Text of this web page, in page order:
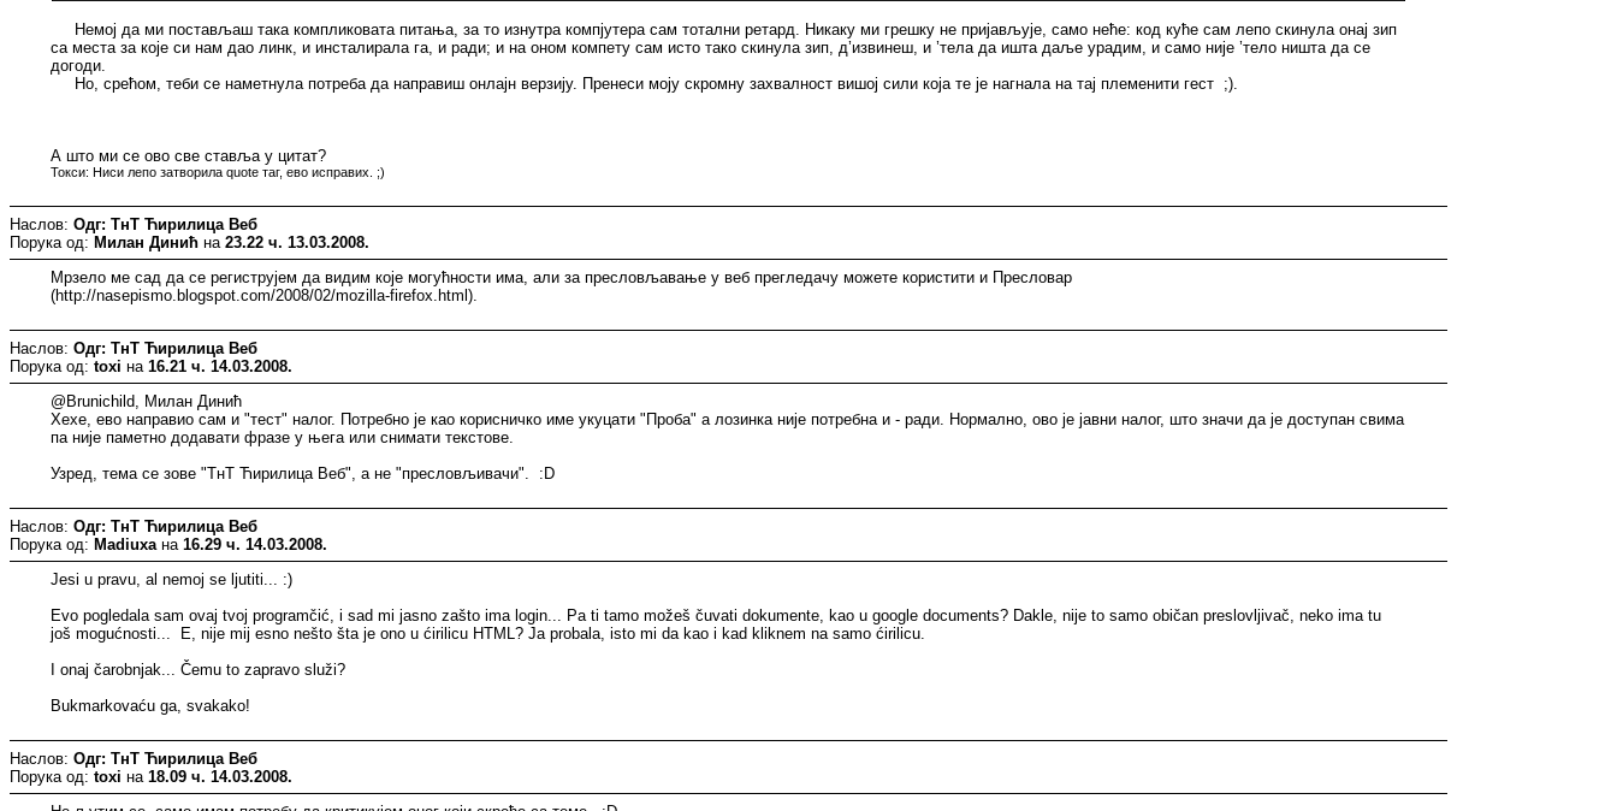
Немој да ми постављаш така компликовата питања, за то изнутра компјутера сам тотални ретард. Никаку ми грешку не пријављује, само неће: код куће сам лепо скинула онај зип
са места за које си нам дао линк, и инсталирала га, и ради; и на оном компету сам исто тако скинула зип, д’извинеш, и ’тела да ишта даље урадим, и само није ’тело ништа да се
догоди.
Но, срећом, теби се наметнула потреба да направиш онлајн верзију. Пренеси моју скромну захвалност вишој сили која те је нагнала на тај племенити гест ;).
А што ми се ово све ставља у цитат?
Токси: Ниси лепо затворила quote таг, ево исправих. ;)
Наслов: Одг: ТнТ Ћирилица Веб
Порука од: Милан Динић на 23.22 ч. 13.03.2008.
Мрзело ме сад да се региструјем да видим које могућности има, али за пресловљавање у веб прегледачу можете користити и Пресловар
(http://nasepismo.blogspot.com/2008/02/mozilla-firefox.html).
Наслов: Одг: ТнТ Ћирилица Веб
Порука од: toxi на 16.21 ч. 14.03.2008.
@Brunichild, Милан Динић
Хехе, ево направио сам и "тест" налог. Потребно је као корисничко име укуцати "Проба" а лозинка није потребна и - ради. Нормално, ово је јавни налог, што значи да је доступан свима
па није паметно додавати фразе у њега или снимати текстове.
Узред, тема се зове "ТнТ Ћирилица Веб", а не "пресловљивачи". :D
Наслов: Одг: ТнТ Ћирилица Веб
Порука од: Madiuxa на 16.29 ч. 14.03.2008.
Jesi u pravu, al nemoj se ljutiti... :)
Evo pogledala sam ovaj tvoj programčić, i sad mi jasno zašto ima login... Pa ti tamo možeš čuvati dokumente, kao u google documents? Dakle, nije to samo običan preslovljivač, neko ima tu
još mogućnosti... E, nije mij esno nešto šta je ono u ćirilicu HTML? Ja probala, isto mi da kao i kad kliknem na samo ćirilicu.
I onaj čarobnjak... Čemu to zapravo služi?
Bukmarkovaću ga, svakako!
Наслов: Одг: ТнТ Ћирилица Веб
Порука од: toxi на 18.09 ч. 14.03.2008.